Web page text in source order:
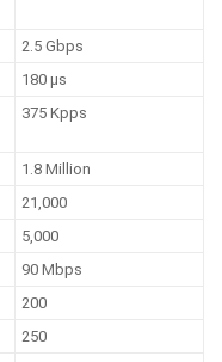
2.5 Gbps
180 μs
375 Kpps
1.8 Million
21,000
5,000
90 Mbps
200
250